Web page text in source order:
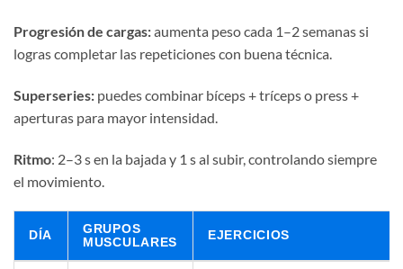
Progresión de cargas:aumenta peso cada 1–2 semanas si
logras completar las repeticiones con buena técnica.
Superseries: puedes combinar bíceps + tríceps o press +
aperturas para mayor intensidad.
Ritmo: 2–3 s en la bajada y 1 s al subir, controlando siempre
el movimiento.
DÍA
GRUPOS
MUSCULARES
EJERCICIOS